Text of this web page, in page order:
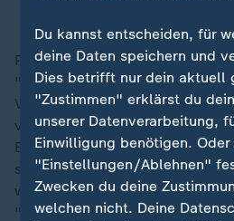
Politik wäre mutig, wenn sie
"ein bisschen hier, ein bisschen
Vogler. "Menschen verdienen
verdiene gut, habe Privilegien.
Beitrag gedeckelt?"
stärker beteiligen. Man könne
wichtige Diskussionspunkte aus
"Im Gegenteil. Jetzt müssen
Du kannst entscheiden, für
deine Daten speichern und
Dies betrifft nur dein aktuell
"Zustimmen" erklärst du
unserer Datenverarbeitung,
Einwilligung benötigen.
"Einstellungen/Ablehnen"
Zwecken du deine
welchen nicht. Deine